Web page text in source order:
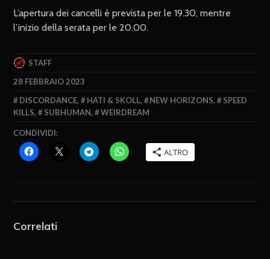
L’apertura dei cancelli è prevista per le 19.30, mentre
l’inizio della serata per le 20.00.
STAFF
28 FEBBRAIO 2023
DISCORDANCE, HATI & SKOLL, NEW HORIZONS,
SPEED
KILLS, SUBHUMAN, WEIRDREAM
CONDIVIDI:
ALTRO
Correlati